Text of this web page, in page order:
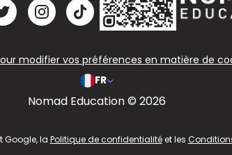
modifier vos préférences en matière de
FR
Nomad Education © 2026
Google, la Politique de confidentialitéet les